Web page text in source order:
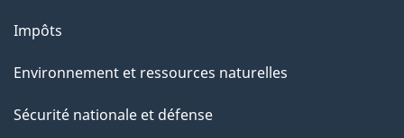
Impôts
Environnement et ressources naturelles
Sécurité nationale et défense